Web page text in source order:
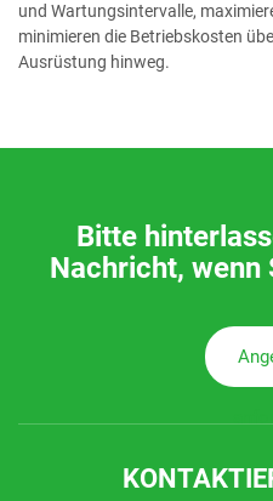
und Wartungsintervalle,
minimieren die Betriebskosten
Ausrüstung hinweg.
Bitte
Nachricht, wenn